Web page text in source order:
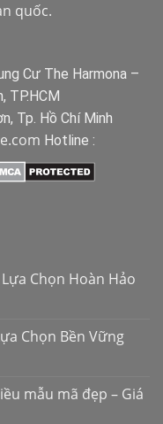
quốc.
Cư The Harmona –
TP.HCM
Tp. Hồ Chí Minh
Hotline :
Chọn Hoàn Hảo
Chọn Bền Vững
mẫu mã đẹp – Giá